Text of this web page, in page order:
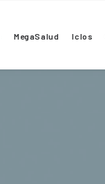
MegaSalud Iclos